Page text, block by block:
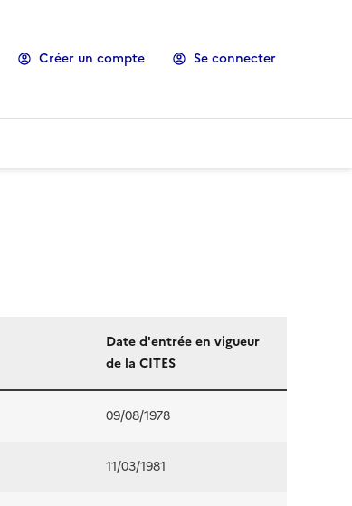
Créer un compte Se connecter
Date d'entrée en vigueur
de la CITES
09/08/1978
11/03/1981